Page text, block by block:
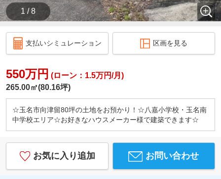
1 / 8
支払いシミュレーション 区画を見る
550万円 (ローン：1.5万円/月)
265.00㎡(80.16坪)
☆玉名市向津留80坪の土地をお預かり！☆八嘉小学校・玉名南
中学校エリア☆お好きなハウスメーカー様で建築できます☆
お気に入り追加 お問い合わせ